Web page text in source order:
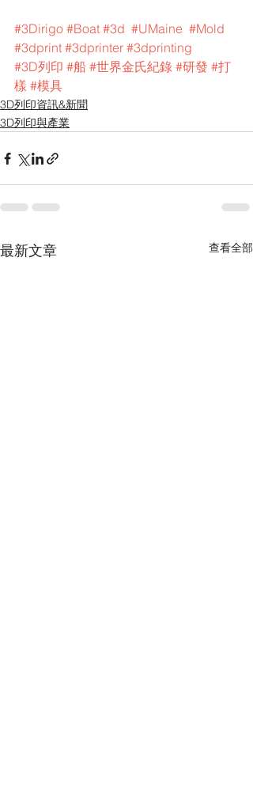
#3Dirigo #Boat #3d #UMaine #Mold
#3dprint #3dprinter #3dprinting
#3D列印 #船 #世界金氏紀錄 #研發 #打
樣 #模具
3D列印資訊&新聞
3D列印與產業
最新文章 查看全部